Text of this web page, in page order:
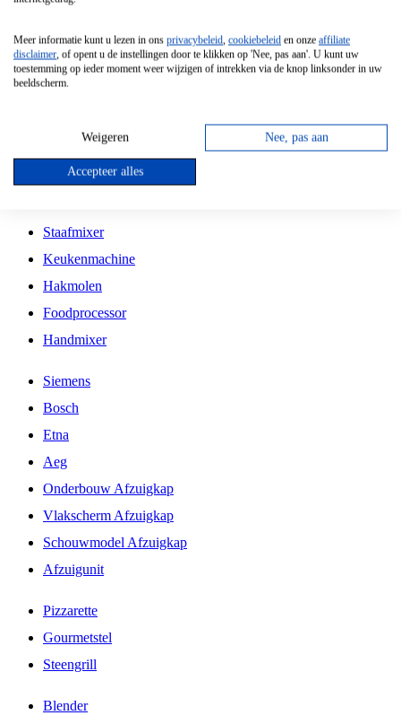
Vrijstaande Magnetron
Vrijstaande Kookplaat
Inbouw Gaskookplaat
Inbouw Keramische Kookplaat
Kookplaat Accessoires
Staafmixer
Keukenmachine
Hakmolen
Foodprocessor
Handmixer
Siemens
Bosch
Etna
Aeg
Onderbouw Afzuigkap
Vlakscherm Afzuigkap
Schouwmodel Afzuigkap
Afzuigunit
Pizzarette
Gourmetstel
Steengrill
Blender
Meer informatie kunt u lezen in ons privacybeleid, cookiebeleid en onze affiliate
disclaimer, of opent u de instellingen door te klikken op 'Nee, pas aan'. U kunt uw
toestemming op ieder moment weer wijzigen of intrekken via de knop linksonder in uw
beeldscherm.
Weigeren Nee, pas aan
Accepteer alles